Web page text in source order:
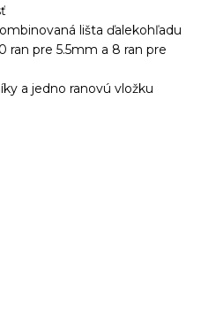
lišta ďalekohľadu
ran pre 5.5mm a 8 ran pre
a jedno ranovú vložku